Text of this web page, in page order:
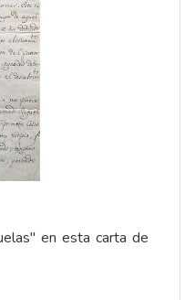
en esta carta de